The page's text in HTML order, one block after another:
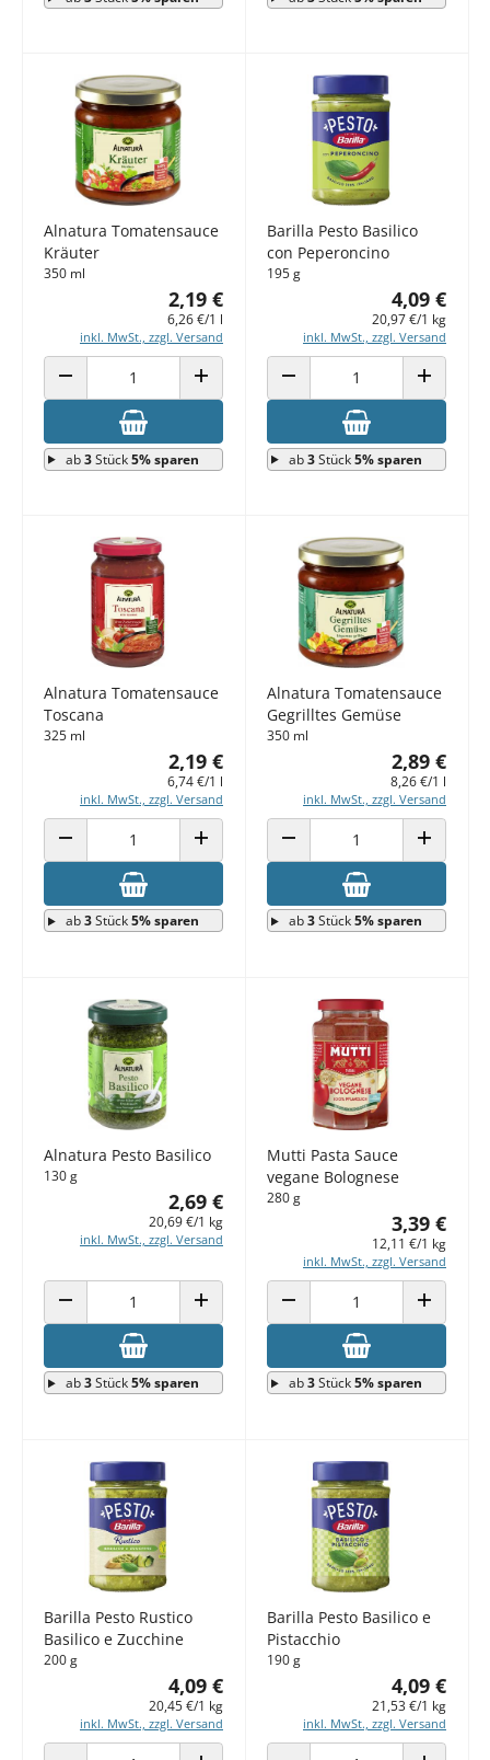
Alnatura Tomatensauce
Kräuter
350 ml
2,19 €
6,26 €/1 l
inkl. MwSt., zzgl. Versand
ANZAHL VERRINGERN ANZAHL ERHÖHEN
ab3Stück5% sparen
Barilla Pesto Basilico
con Peperoncino
195 g
4,09 €
20,97 €/1 kg
inkl. MwSt., zzgl. Versand
ANZAHL VERRINGERN ANZAHL
ab3Stück5% sparen
Alnatura Tomatensauce
Toscana
325 ml
2,19 €
6,74 €/1 l
inkl. MwSt., zzgl. Versand
ANZAHL VERRINGERN ANZAHL ERHÖHEN
ab3Stück5% sparen
Alnatura Tomatensauce
Gegrilltes Gemüse
350 ml
2,89 €
8,26 €/1 l
inkl. MwSt., zzgl. Versand
ANZAHL VERRINGERN ANZAHL
ab3Stück5% sparen
Alnatura Pesto Basilico
130 g
2,69 €
20,69 €/1 kg
inkl. MwSt., zzgl. Versand
ANZAHL VERRINGERN ANZAHL ERHÖHEN
ab3Stück5% sparen
Mutti Pasta Sauce
vegane Bolognese
280 g
3,39 €
12,11 €/1 kg
inkl. MwSt., zzgl. Versand
ANZAHL VERRINGERN ANZAHL
ab3Stück5% sparen
Barilla Pesto Rustico
Basilico e Zucchine
200 g
4,09 €
20,45 €/1 kg
inkl. MwSt., zzgl. Versand
Barilla Pesto Basilico e
Pistacchio
190 g
4,09 €
21,53 €/1 kg
inkl. MwSt., zzgl. Versand